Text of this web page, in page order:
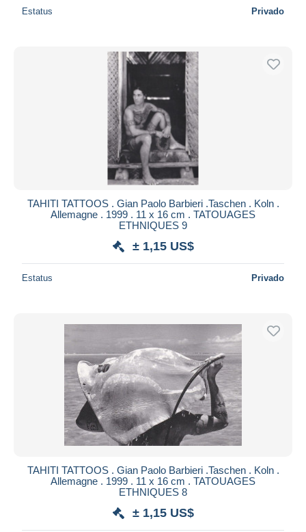
Estatus Privado
TAHITI TATTOOS . Gian Paolo Barbieri .Taschen . Koln .
Allemagne . 1999 . 11 x 16 cm . TATOUAGES
ETHNIQUES 9
± 1,15 US$
Estatus Privado
TAHITI TATTOOS . Gian Paolo Barbieri .Taschen . Koln .
Allemagne . 1999 . 11 x 16 cm . TATOUAGES
ETHNIQUES 8
± 1,15 US$